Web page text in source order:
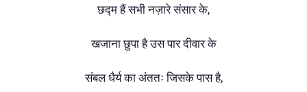
छद्म हैं सभी नज़ारे संसार के,
खजाना छुपा है उस पार दीवार के
संबल धैर्य का अंततः जिसके पास है,